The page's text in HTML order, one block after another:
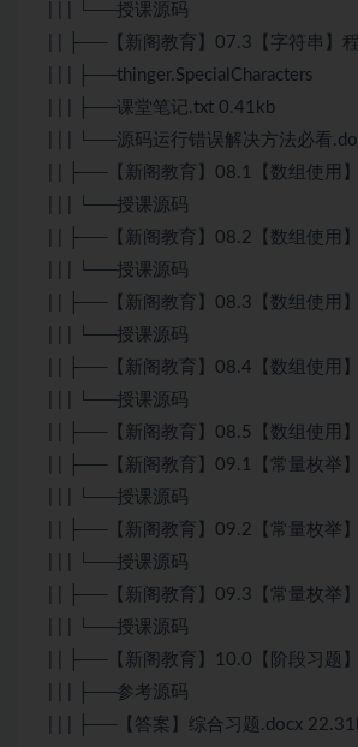
| | | └──授课源码
| | ├──【新阁教育】07.3【字符串】
| | | ├──thinger.SpecialCharacters
| | | ├──课堂笔记.txt 0.41kb
| | | └──源码运行错误解决方法必看
| | ├──【新阁教育】08.1【数组使用
| | | └──授课源码
| | ├──【新阁教育】08.2【数组使用
| | | └──授课源码
| | ├──【新阁教育】08.3【数组使用
| | | └──授课源码
| | ├──【新阁教育】08.4【数组使用
| | | └──授课源码
| | ├──【新阁教育】08.5【数组使用
| | ├──【新阁教育】09.1【常量枚举
| | | └──授课源码
| | ├──【新阁教育】09.2【常量枚举
| | | └──授课源码
| | ├──【新阁教育】09.3【常量枚举
| | | └──授课源码
| | ├──【新阁教育】10.0【阶段习题
| | | ├──参考源码
| | | ├──【答案】综合习题.docx